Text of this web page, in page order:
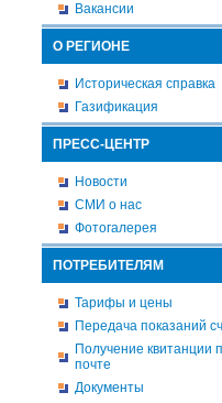
Вакансии
О РЕГИОНЕ
Историческая справка
Газификация
ПРЕСС-ЦЕНТР
Новости
СМИ о нас
Фотогалерея
ПОТРЕБИТЕЛЯМ
Тарифы и цены
Передача показаний
Получение квитанции
почте
Документы